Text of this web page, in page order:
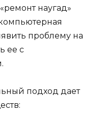
наугад»
проблему на
ее с
подход дает